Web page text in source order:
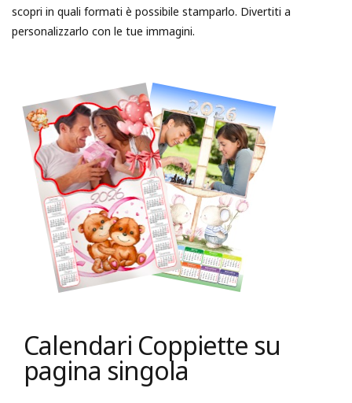
scopri in quali formati è possibile stamparlo. Divertiti a
personalizzarlo con le tue immagini.
Calendari Coppiette su
pagina singola